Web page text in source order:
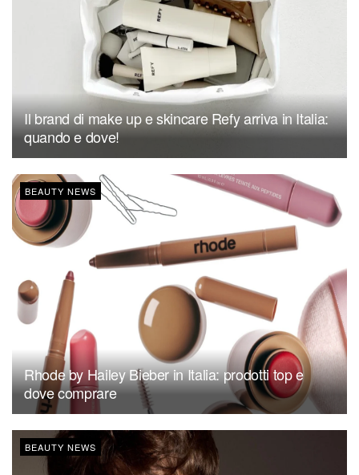
Il brand di make up e skincare Refy arriva in Italia:
quando e dove!
BEAUTY NEWS
Rhode by Hailey Bieber in Italia: prodotti top e
dove comprare
BEAUTY NEWS